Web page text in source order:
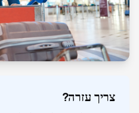
צריך עזרה?